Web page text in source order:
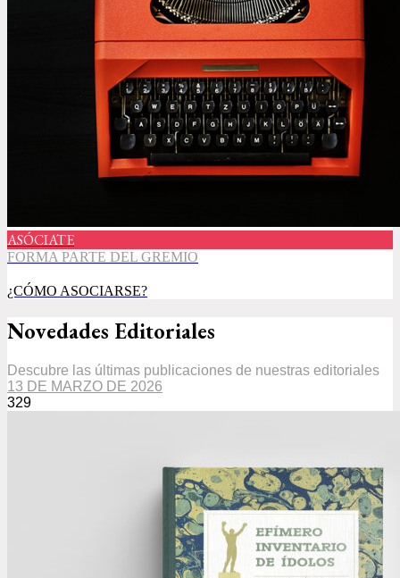
ASÓCIATE
FORMA PARTE DEL GREMIO
¿CÓMO ASOCIARSE?
Novedades Editoriales
Descubre las últimas publicaciones de nuestras editoriales
13 DE MARZO DE 2026
329